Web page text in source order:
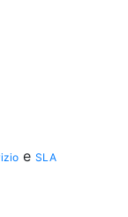
e SLA